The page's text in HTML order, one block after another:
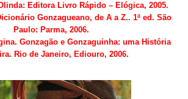
Editora Livro Rápido – Elógica, 2005.
Gonzagueano, de A a Z.. 1ª ed. São
Paulo: Parma, 2006.
Gonzagão e Gonzaguinha: uma História
Rio de Janeiro, Ediouro, 2006.